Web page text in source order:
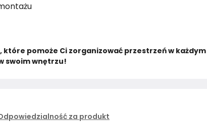
pomoże Ci zorganizować przestrzeń w każdym
swoim wnętrzu!
za produkt